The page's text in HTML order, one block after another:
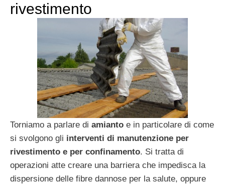
rivestimento
Torniamo a parlare di amianto e in particolare di come
si svolgono gli interventi di manutenzione per
rivestimento e per confinamento. Si tratta di
operazioni atte creare una barriera che impedisca la
dispersione delle fibre dannose per la salute, oppure